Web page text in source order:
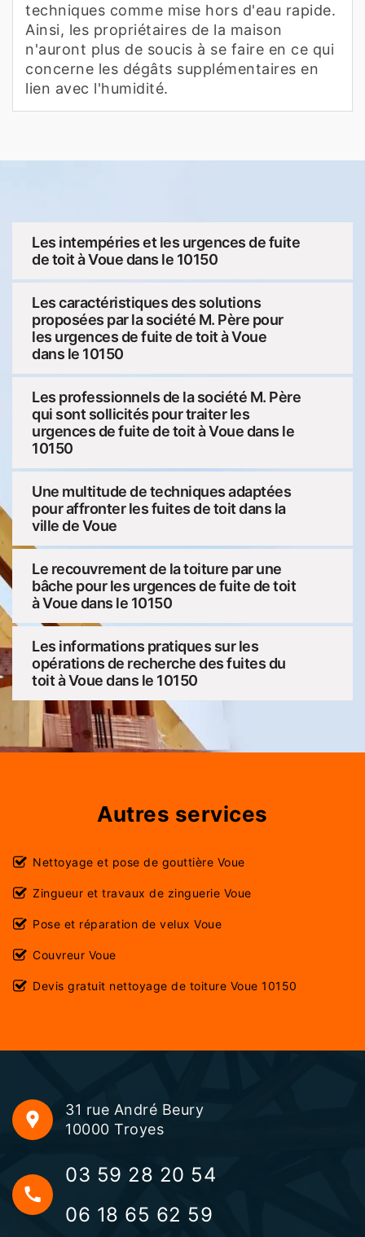
techniques comme mise hors d'eau rapide.
Ainsi, les propriétaires de la maison
n'auront plus de soucis à se faire en ce qui
concerne les dégâts supplémentaires en
lien avec l'humidité.
Les intempéries et les urgences de fuite
de toit à Voue dans le 10150
Les caractéristiques des solutions
proposées par la société M. Père pour
les urgences de fuite de toit à Voue
dans le 10150
Les professionnels de la société M. Père
qui sont sollicités pour traiter les
urgences de fuite de toit à Voue dans le
10150
Une multitude de techniques adaptées
pour affronter les fuites de toit dans la
ville de Voue
Le recouvrement de la toiture par une
bâche pour les urgences de fuite de toit
à Voue dans le 10150
Les informations pratiques sur les
opérations de recherche des fuites du
toit à Voue dans le 10150
Autres services
Nettoyage et pose de gouttière Voue
Zingueur et travaux de zinguerie Voue
Pose et réparation de velux Voue
Couvreur Voue
Devis gratuit nettoyage de toiture Voue 10150
31 rue André Beury
10000 Troyes
03 59 28 20 54
06 18 65 62 59